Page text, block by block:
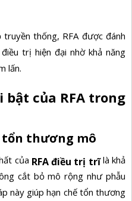
thống, RFA được đánh
trị hiện đại nhờ khả năng
lấn.
của RFA trong
tổn thương mô
của RFA điều trị trĩlà khả
cắt bỏ mô rộng như phẫu
này giúp hạn chế tổn thương